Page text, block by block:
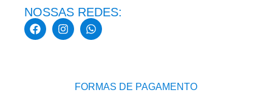
NOSSAS REDES:
FORMAS DE PAGAMENTO